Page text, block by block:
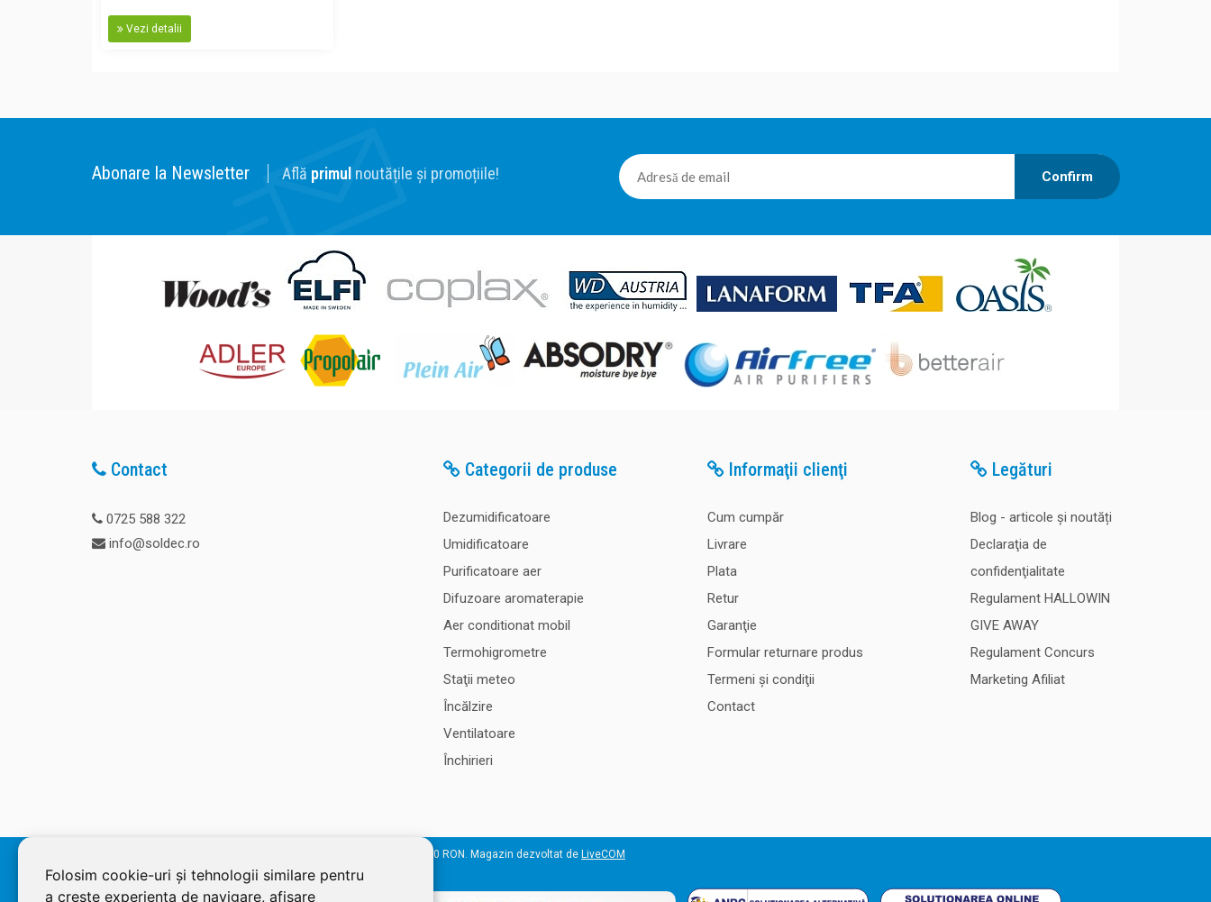
Folosim cookie-uri și tehnologii similare pentru
a crește experiența de navigare, afișare
Vezi detalii
Abonare la Newsletter Află primul noutățile și promoțiile! Confirm
Contact
0725 588 322
info@soldec.ro
Categorii de produse
Dezumidificatoare
Umidificatoare
Purificatoare aer
Difuzoare aromaterapie
Aer conditionat mobil
Termohigrometre
Staţii meteo
Încălzire
Ventilatoare
Închirieri
Informaţii clienţi
Cum cumpăr
Livrare
Plata
Retur
Garanţie
Formular returnare produs
Termeni şi condiţii
Contact
Legături
Blog - articole și noutăți
Declaraţia de
confidenţialitate
Regulament HALLOWIN
GIVE AWAY
Regulament Concurs
Marketing Afiliat
© 2026 SOLDEC SRL, RO1822625, J12/4355/2005, Cap Social: 50.000 RON. Magazin dezvoltat de LiveCOM